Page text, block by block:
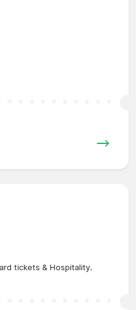
tickets & Hospitality.